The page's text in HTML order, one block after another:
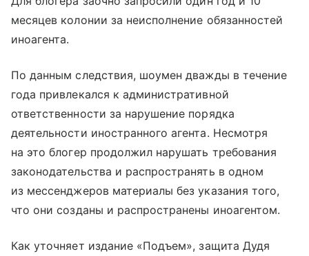
месяцев колонии за неисполнение обязанностей
иноагента.
По данным следствия, шоумен дважды в течение
года привлекался к административной
ответственности за нарушение порядка
деятельности иностранного агента. Несмотря
на это блогер продолжил нарушать требования
законодательства и распространять в одном
из мессенджеров материалы без указания того,
что они созданы и распространены иноагентом.
Как уточняет издание «Подъем», защита Дудя